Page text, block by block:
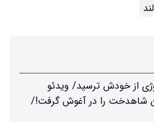
از خودش ترسید/ ویدئو
شاهدخت را در آغوش گرفت!/